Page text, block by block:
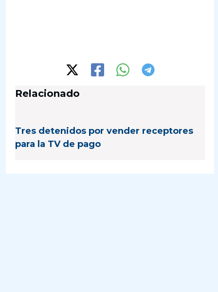
Relacionado
Tres detenidos por vender receptores
para la TV de pago